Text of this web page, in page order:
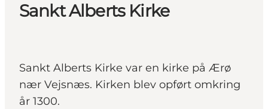
Sankt Alberts Kirke
Sankt Alberts Kirke var en kirke på Ærø
nær Vejsnæs. Kirken blev opført omkring
år 1300.